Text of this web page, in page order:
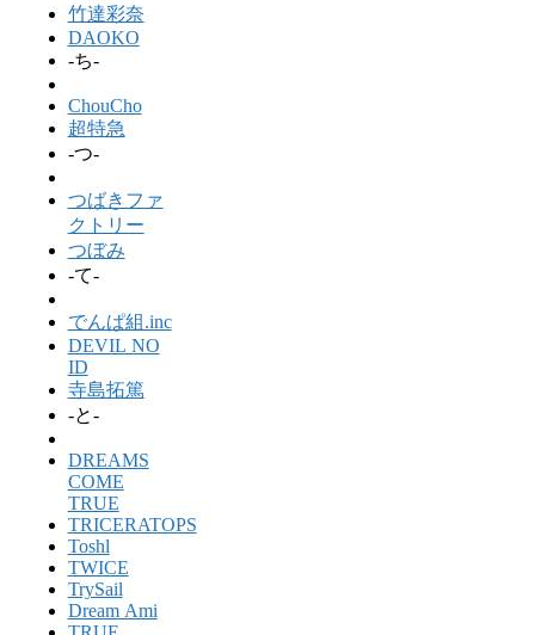
竹達彩奈
DAOKO
-ち-
ChouCho
超特急
-つ-
つばきファ
クトリー
つぼみ
-て-
でんぱ組.inc
DEVIL NO
ID
寺島拓篤
-と-
DREAMS
COME
TRUE
TRICERATOPS
Toshl
TWICE
TrySail
Dream Ami